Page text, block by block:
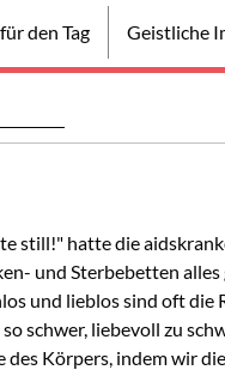
den Tag Geistliche
still!" hatte die
und Sterbebetten
und lieblos sind oft
schwer, liebevoll zu
Körpers, indem wir